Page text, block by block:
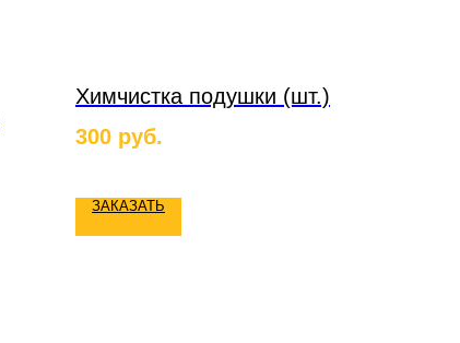
Химчистка подушки (шт.)
300 руб.
ЗАКАЗАТЬ